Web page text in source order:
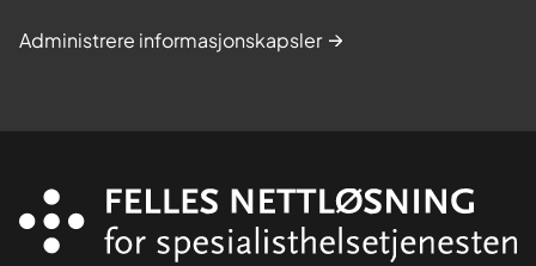
Administrere informasjonskapsler